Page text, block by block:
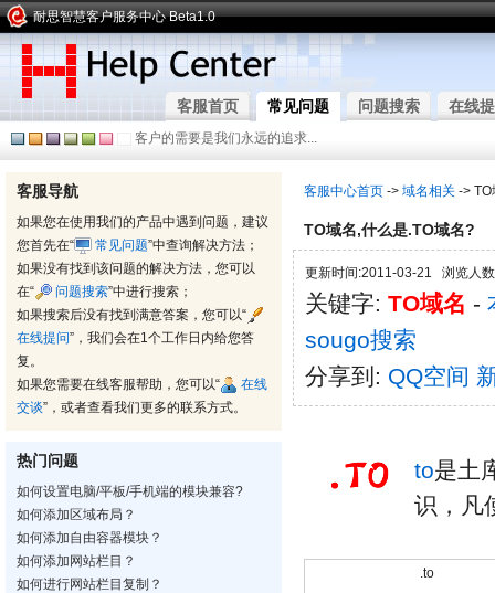
耐思智慧客户服务中心 Beta1.0
客服首页 常见问题 问题搜索 在线
客户的需要是我们永远的追求...
客服导航
如果您在使用我们的产品中遇到问题，建议
您首先在“
常见问题”中查询解决方法；
如果没有找到该问题的解决方法，您可以
在“
问题搜索”中进行搜索；
如果搜索后没有找到满意答案，您可以“
在线提问”，我们会在1个工作日内给您答
复。
如果您需要在线客服帮助，您可以“
在线
交谈”，或者查看我们更多的联系方式。
热门问题
如何设置电脑/平板/手机端的模块兼容?
如何添加区域布局？
如何添加自由容器模块？
如何添加网站栏目？
如何进行网站栏目复制？
客服中心首页 -> 域名相关 ->
TO域名,什么是.TO域名?
更新时间:2011-03-21 浏览人
关键字: TO域名 -
sougo搜索
分享到: QQ空间
to是土
识，凡
.to